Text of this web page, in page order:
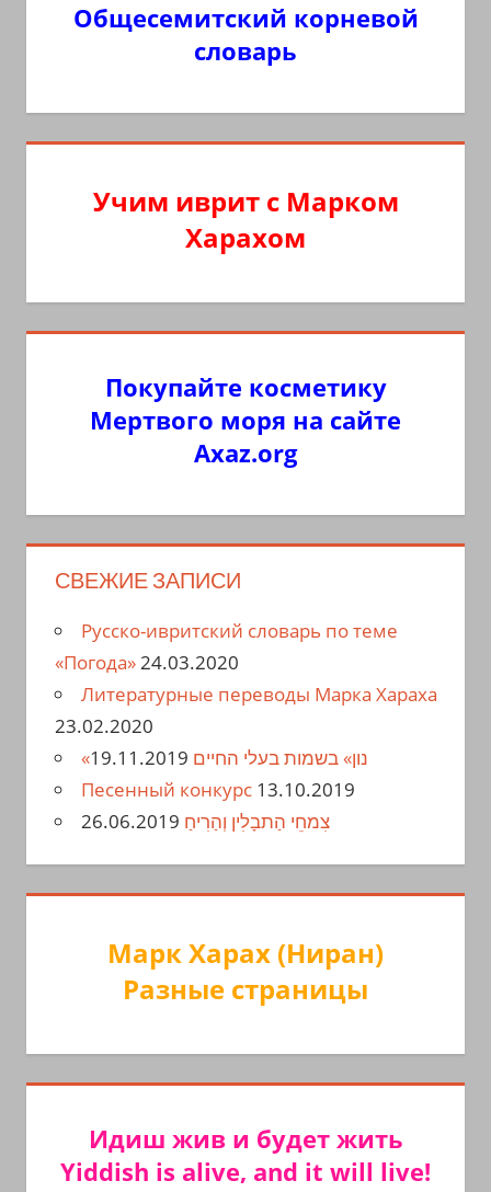
Общесемитский корневой
словарь
Учим иврит с Марком
Харахом
Покупайте косметику
Мертвого моря на сайте
Axaz.org
СВЕЖИЕ ЗАПИСИ
Русско-ивритский словарь по теме
«Погода»24.03.2020
Литературные переводы Марка Хараха
23.02.2020
«נון» בשמות בעלי החיים 19.11.2019
Песенный конкурс 13.10.2019
צִמחֵי הַתבָלִין וְהַרִיחַ 26.06.2019
Марк Харах (Ниран)
Разные страницы
Идиш жив и будет жить
Yiddish is alive, and it will live!